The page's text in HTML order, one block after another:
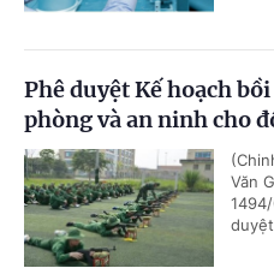
Phê duyệt Kế hoạch
phòng và an ninh cho
Văn